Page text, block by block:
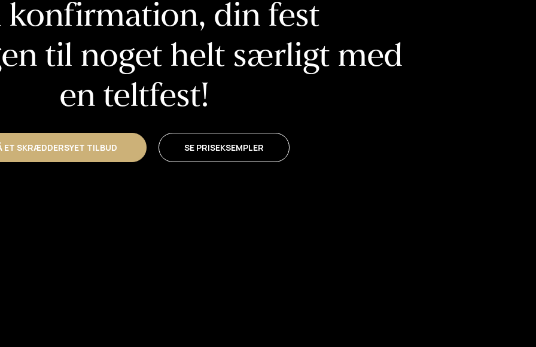
konfirmation, din fest
til noget helt særligt med
en teltfest!
ET SKRÆDDERSYET TILBUD SE PRISEKSEMPLER